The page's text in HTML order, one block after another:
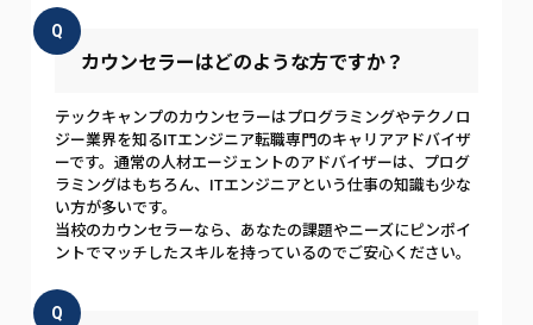
Q
カウンセラーはどのような方ですか？
テックキャンプのカウンセラーはプログラミングやテクノロ
ジー業界を知るITエンジニア転職専門のキャリアアドバイザ
ーです。通常の人材エージェントのアドバイザーは、プログ
ラミングはもちろん、ITエンジニアという仕事の知識も少な
い方が多いです。
当校のカウンセラーなら、あなたの課題やニーズにピンポイ
ントでマッチしたスキルを持っているのでご安心ください。
Q